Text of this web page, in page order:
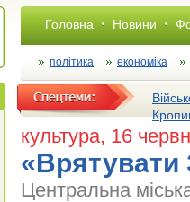
Головна Новини
політика економіка
культура, 16
Центральна